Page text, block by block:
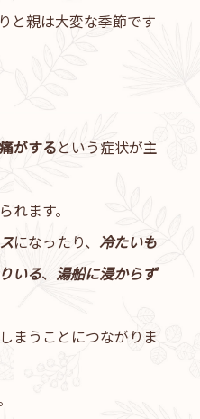
と親は大変な季節です
がするという症状が主
れます。
になったり、 冷たいも
いる、 湯船に浸からず
まうことにつながりま